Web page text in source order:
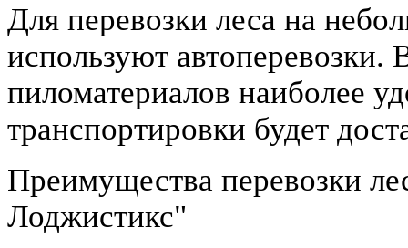
Для перевозки леса на
используют автоперевозки.
пиломатериалов наиболее
транспортировки будет
Преимущества перевозки
Лоджистикс"